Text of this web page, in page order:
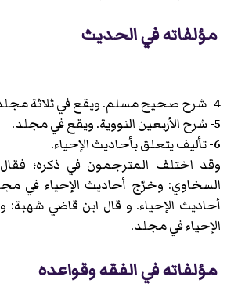
مؤلفاته في الحديث
4- شرح صحيح مسلم. ويقع في ثلاثة مجلدات.
5- شرح الأربعين النووية. ويقع في مجلد.
6- تأليف يتعلق بأحاديث الإحياء.
وقد اختلف المترجمون في ذكره؛
السخاوي: وخرّج أحاديث الإحياء في
أحاديث الإحياء. و قال ابن قاضي
الإحياء في مجلد.
مؤلفاته في الفقه وقواعده